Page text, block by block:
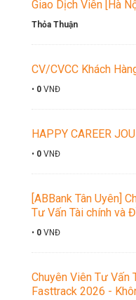
Giao Dịch Viên [Hà
Thỏa Thuận
CV/CVCC Khách
• 0 VNĐ
HAPPY CAREER
• 0 VNĐ
[ABBank Tân Uyên]
Tư Vấn Tài chính và
• 0 VNĐ
Chuyên Viên Tư Vấn
Fasttrack 2026 -